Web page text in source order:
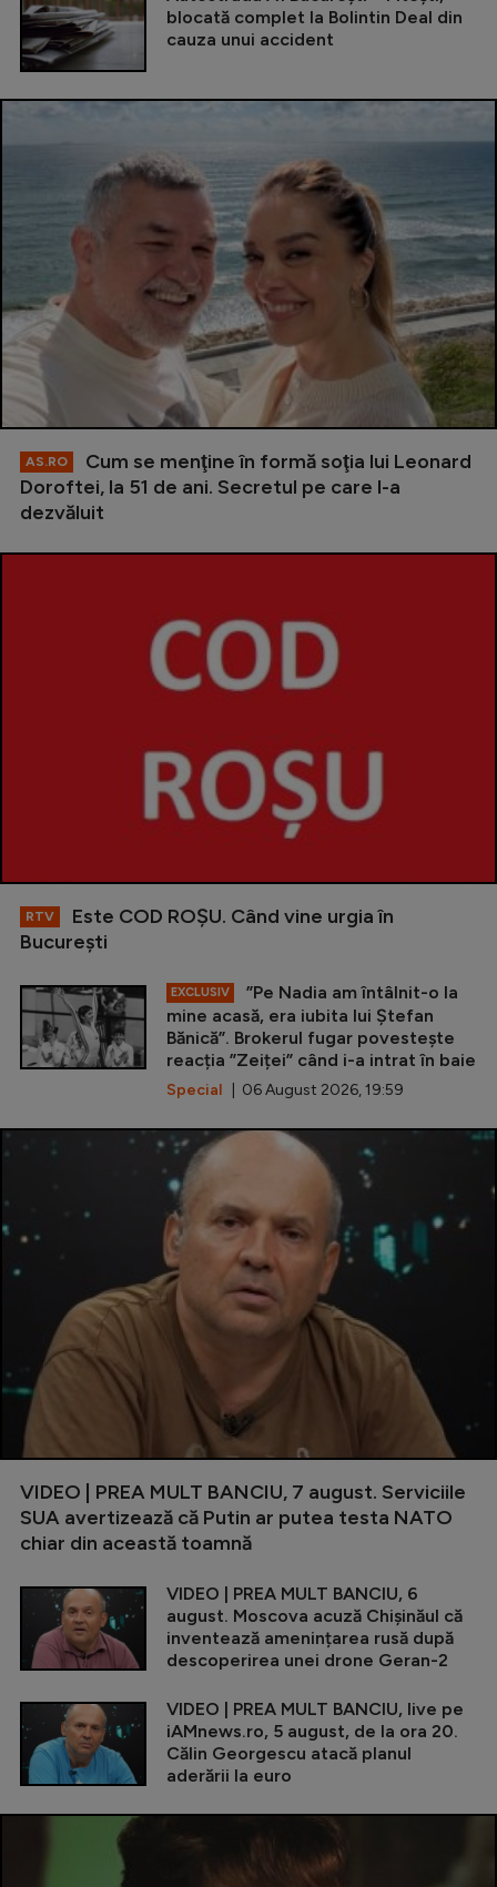
blocată complet la Bolintin Deal din
cauza unui accident
AS.RO
Cum se menţine în formă soţia lui Leonard
Doroftei, la 51 de ani. Secretul pe care l-a
dezvăluit
RTV
Este COD ROŞU. Când vine urgia în
Bucureşti
EXCLUSIV
”Pe Nadia am întâlnit-o la
mine acasă, era iubita lui Ștefan
Bănică”. Brokerul fugar povestește
reacția ”Zeiței” când i-a intrat în baie
Special | 06 August 2026, 19:59
VIDEO | PREA MULT BANCIU, 7 august. Serviciile
SUA avertizează că Putin ar putea testa NATO
chiar din această toamnă
VIDEO | PREA MULT BANCIU, 6
august. Moscova acuză Chișinăul că
inventează amenințarea rusă după
descoperirea unei drone Geran-2
VIDEO | PREA MULT BANCIU, live pe
iAMnews.ro, 5 august, de la ora 20.
Călin Georgescu atacă planul
aderării la euro